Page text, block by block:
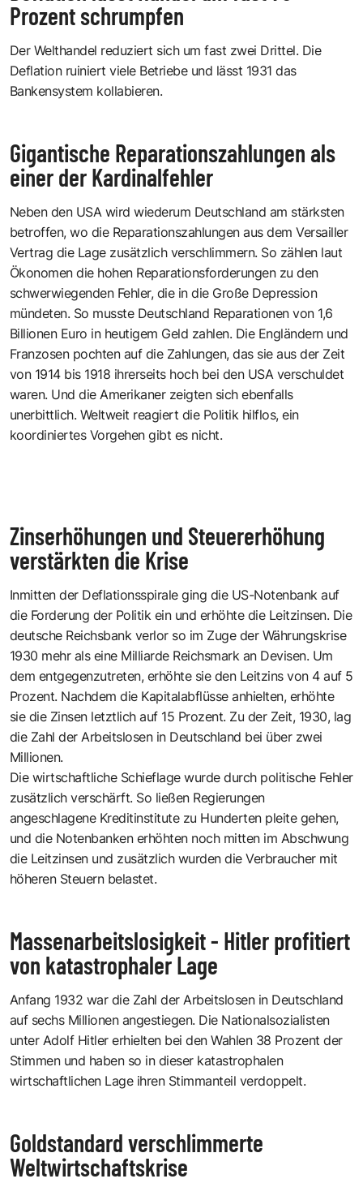
Prozent schrumpfen
Der Welthandel reduziert sich um fast zwei Drittel. Die
Deflation ruiniert viele Betriebe und lässt 1931 das
Bankensystem kollabieren.
Gigantische Reparationszahlungen als
einer der Kardinalfehler
Neben den USA wird wiederum Deutschland am stärksten
betroffen, wo die Reparationszahlungen aus dem Versailler
Vertrag die Lage zusätzlich verschlimmern. So zählen laut
Ökonomen die hohen Reparationsforderungen zu den
schwerwiegenden Fehler, die in die Große Depression
mündeten. So musste Deutschland Reparationen von 1,6
Billionen Euro in heutigem Geld zahlen. Die Engländern und
Franzosen pochten auf die Zahlungen, das sie aus der Zeit
von 1914 bis 1918 ihrerseits hoch bei den USA verschuldet
waren. Und die Amerikaner zeigten sich ebenfalls
unerbittlich. Weltweit reagiert die Politik hilflos, ein
koordiniertes Vorgehen gibt es nicht.
Zinserhöhungen und Steuererhöhung
verstärkten die Krise
Inmitten der Deflationsspirale ging die US-Notenbank auf
die Forderung der Politik ein und erhöhte die Leitzinsen. Die
deutsche Reichsbank verlor so im Zuge der Währungskrise
1930 mehr als eine Milliarde Reichsmark an Devisen. Um
dem entgegenzutreten, erhöhte sie den Leitzins von 4 auf 5
Prozent. Nachdem die Kapitalabflüsse anhielten, erhöhte
sie die Zinsen letztlich auf 15 Prozent. Zu der Zeit, 1930, lag
die Zahl der Arbeitslosen in Deutschland bei über zwei
Millionen.
Die wirtschaftliche Schieflage wurde durch politische Fehler
zusätzlich verschärft. So ließen Regierungen
angeschlagene Kreditinstitute zu Hunderten pleite gehen,
und die Notenbanken erhöhten noch mitten im Abschwung
die Leitzinsen und zusätzlich wurden die Verbraucher mit
höheren Steuern belastet.
Massenarbeitslosigkeit - Hitler profitiert
von katastrophaler Lage
Anfang 1932 war die Zahl der Arbeitslosen in Deutschland
auf sechs Millionen angestiegen. Die Nationalsozialisten
unter Adolf Hitler erhielten bei den Wahlen 38 Prozent der
Stimmen und haben so in dieser katastrophalen
wirtschaftlichen Lage ihren Stimmanteil verdoppelt.
Goldstandard verschlimmerte
Weltwirtschaftskrise